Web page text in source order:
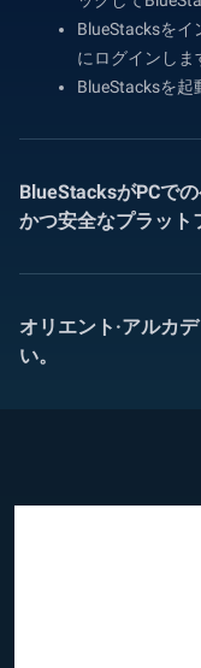
BlueStacksをイ
にログインしま
BlueStacksを起
BlueStacksがPCで
かつ安全なプラット
オリエント·アルカ
い。